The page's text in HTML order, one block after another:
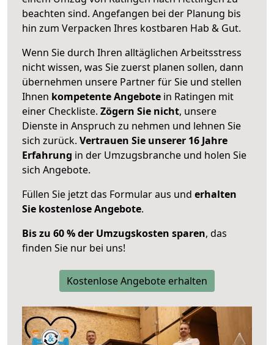
beachten sind. Angefangen bei der Planung bis
hin zum Verpacken Ihres kostbaren Hab & Gut.
Wenn Sie durch Ihren alltäglichen Arbeitsstress
nicht wissen, was Sie zuerst planen sollen, dann
übernehmen unsere Partner für Sie und stellen
Ihnen kompetente Angebote in Ratingen mit
einer Checkliste. Zögern Sie nicht, unsere
Dienste in Anspruch zu nehmen und lehnen Sie
sich zurück. Vertrauen Sie unserer 16 Jahre
Erfahrung in der Umzugsbranche und holen Sie
sich Angebote.
Füllen Sie jetzt das Formular aus und erhalten
Sie kostenlose Angebote.
Bis zu 60 % der Umzugskosten sparen, das
finden Sie nur bei uns!
Kostenlose Angebote erhalten